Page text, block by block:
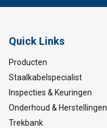
Quick Links
Producten
Staalkabelspecialist
Inspecties & Keuringen
Onderhoud & Herstellingen
Trekbank